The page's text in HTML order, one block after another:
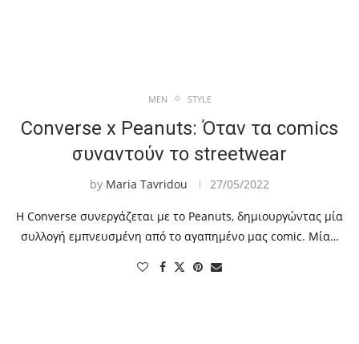
MEN STYLE
Converse x Peanuts: Όταν τα comics
συναντούν το streetwear
by Maria Tavridou 27/05/2022
Η Converse συνεργάζεται με το Peanuts, δημιουργώντας μία
συλλογή εμπνευσμένη από το αγαπημένο μας comic. Μία…